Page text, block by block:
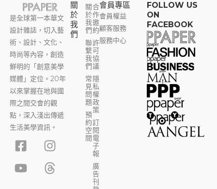
是全球第一本華文
設計雜誌，切入藝
術、設計、文化、
時尚等內容，創造
鮮明的「創意美學
媒體」定位。20年
以來掌握在地與國
際之間交會的觀
點，深入淺出傳遞
生活美學資訊。
F
a
c
I
n
s
t
Y
o
u
T
h
r
e
關
於
我
們
關
於
我
們
聯
繫
我
們
常
見
問
題
預
約
空
間
合
作
邀
約
許
可
協
議
隱
私
權
政
策
訂
閱
電
子
報
廣
告
刊
會員專區​
會員權益
顧客服務
服務中心
FOLLOW US
ON
FACEBOOK